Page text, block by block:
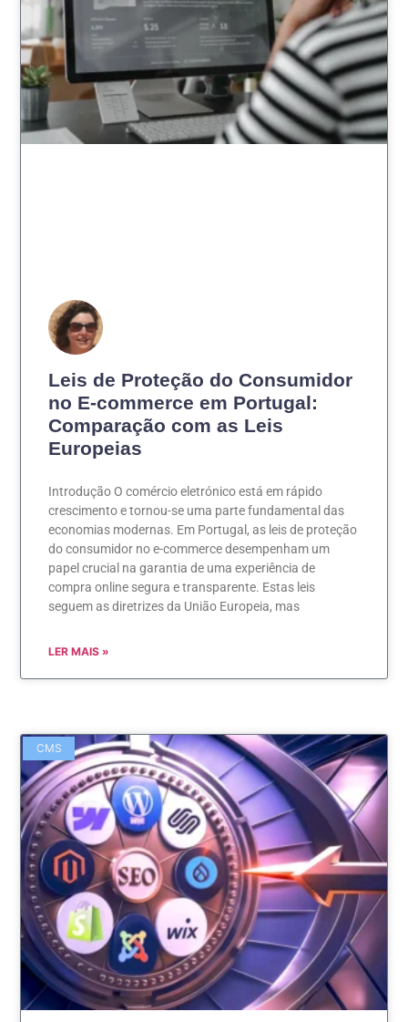
Leis de Proteção do Consumidor
no E-commerce em Portugal:
Comparação com as Leis
Europeias
Introdução O comércio eletrónico está em rápido
crescimento e tornou-se uma parte fundamental das
economias modernas. Em Portugal, as leis de proteção
do consumidor no e-commerce desempenham um
papel crucial na garantia de uma experiência de
compra online segura e transparente. Estas leis
seguem as diretrizes da União Europeia, mas
LER MAIS »
CMS